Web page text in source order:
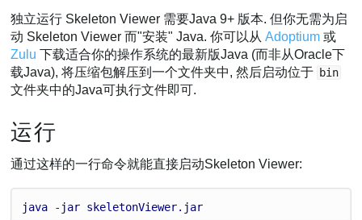
独立运行 Skeleton Viewer 需要Java 9+ 版本. 但你无需为启
动 Skeleton Viewer 而"安装" Java. 你可以从Adoptium 或
Zulu 下载适合你的操作系统的最新版Java (而非从Oracle下
载Java), 将压缩包解压到一个文件夹中, 然后启动位于 bin
文件夹中的Java可执行文件即可.
运行
通过这样的一行命令就能直接启动Skeleton Viewer:
java - jar skeletonViewer. jar